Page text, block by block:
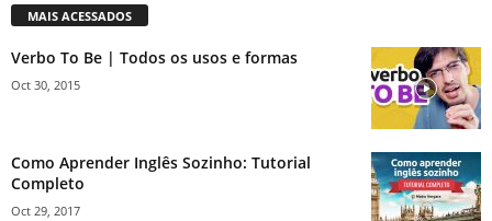
MAIS ACESSADOS
Verbo To Be | Todos os usos e formas
Oct 30, 2015
Como Aprender Inglês Sozinho: Tutorial
Completo
Oct 29, 2017